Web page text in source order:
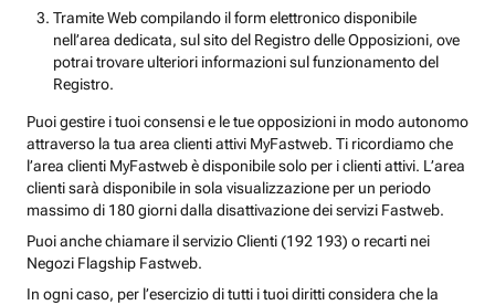
Tramite Web compilando il form elettronico disponibile
nell’area dedicata, sul sito del Registro delle Opposizioni, ove
potrai trovare ulteriori informazioni sul funzionamento del
Registro.
Puoi gestire i tuoi consensi e le tue opposizioni in modo autonomo
attraverso la tua area clienti attivi MyFastweb. Ti ricordiamo che
l’area clienti MyFastweb è disponibile solo per i clienti attivi. L’area
clienti sarà disponibile in sola visualizzazione per un periodo
massimo di 180 giorni dalla disattivazione dei servizi Fastweb.
Puoi anche chiamare il servizio Clienti (192 193) o recarti nei
Negozi Flagship Fastweb.
In ogni caso, per l’esercizio di tutti i tuoi diritti considera che la